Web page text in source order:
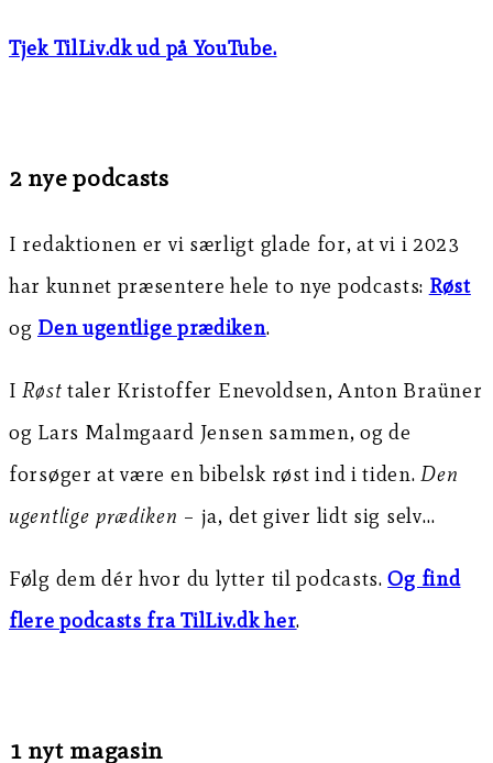
Tjek TilLiv.dk ud på YouTube.
2 nye podcasts
I redaktionen er vi særligt glade for, at vi i 2023
har kunnet præsentere hele to nye podcasts: Røst
og Den ugentlige prædiken.
IRøst taler Kristoffer Enevoldsen, Anton Braüner
og Lars Malmgaard Jensen sammen, og de
forsøger at være en bibelsk røst ind i tiden.Den
ugentlige prædiken – ja, det giver lidt sig selv…
Følg dem dér hvor du lytter til podcasts.Og find
flere podcasts fra TilLiv.dk her.
1 nyt magasin